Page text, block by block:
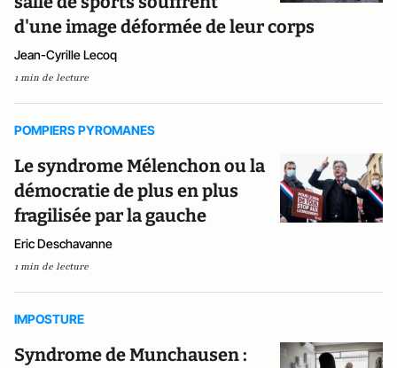
d'une image déformée de leur corps
Jean-Cyrille Lecoq
1 min de lecture
POMPIERS PYROMANES
Le syndrome Mélenchon ou la
démocratie de plus en plus
fragilisée par la gauche
Eric Deschavanne
1 min de lecture
IMPOSTURE
Syndrome de Munchausen :